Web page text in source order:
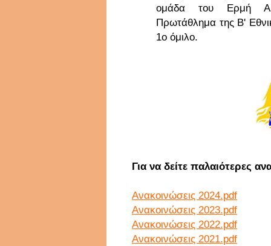
ομάδα του Ερμή
Πρωτάθλημα της Β'
1ο όμιλο.
Για να δείτε παλαιότερες
Ανακοινώσεις 2024.pdf
Ανακοινώσεις 2023.pdf
Ανακοινώσεις 2022.pdf
Ανακοινώσεις 2021.pdf